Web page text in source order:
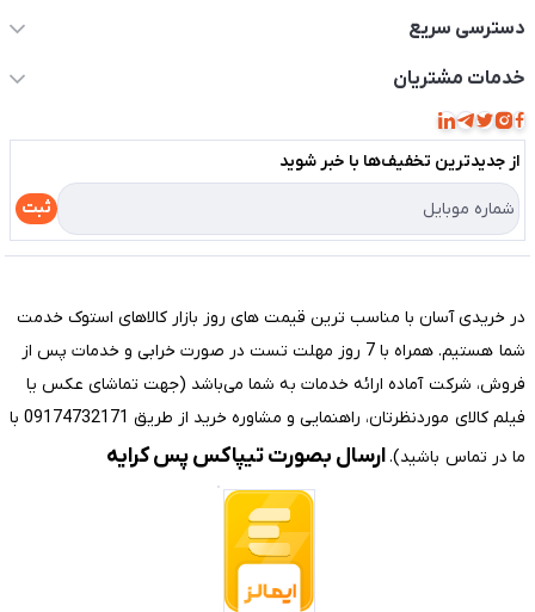
دسترسی سریع
حساب کاربری
مجله فروشگاه
لیست محصولات
درباره ما
تماس با ما
خدمات مشتریان
قوانین و مقررات
حریم خصوصی
راهنما
از جدید‌ترین تخفیف‌ها با‌ خبر شوید
ثبت
در خریدی آسان با مناسب ترین قیمت های روز بازار کالاهای استوک خدمت
شما هستیم. همراه با 7 روز مهلت تست در صورت خرابی و خدمات پس از
فروش، شرکت آماده ارائه خدمات به شما می‌باشد (جهت تماشای عکس یا
فیلم کالای موردنظرتان، راهنمایی و مشاوره خرید از طریق 09174732171 با
ما در تماس باشید).ارسال بصورت تیپاکس پس کرایه